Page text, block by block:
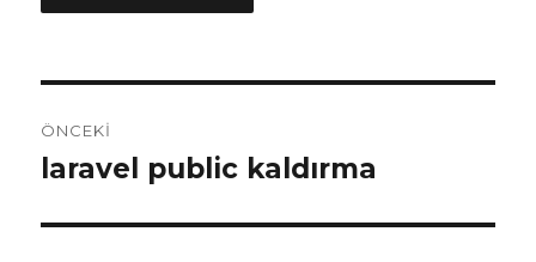
gezinmesi
ÖNCEKI
Önceki
laravel public kaldırma